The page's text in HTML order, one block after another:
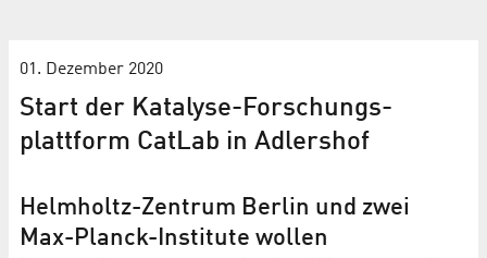
01. Dezember 2020
Start der Katalyse-Forschungs­
plattform CatLab in Adlershof
Helmholtz-Zentrum Berlin und zwei
Max-Planck-Institute wollen